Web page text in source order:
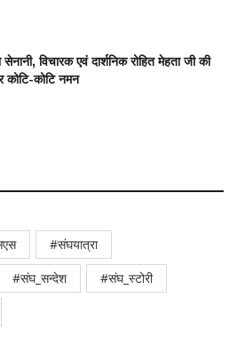
विचारक एवं दार्शनिक रोहित मेहता जी की
कोटि-कोटि नमन
#संघयात्रा
#संघ_सन्देश
#संघ_स्टोरी